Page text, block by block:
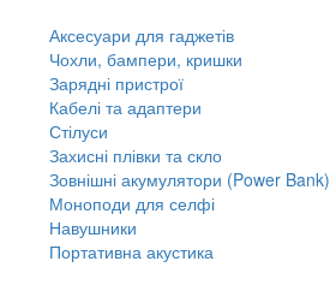
Аксесуари для гаджетів
Чохли, бампери, кришки
Зарядні пристрої
Кабелі та адаптери
Стілуси
Захисні плівки та скло
Зовнішні акумулятори (Power Bank)
Моноподи для селфі
Навушники
Портативна акустика